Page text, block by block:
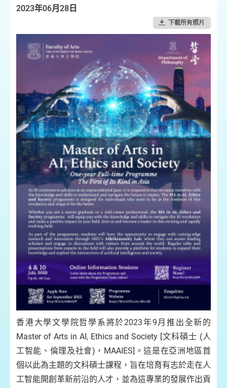
2023年06月28日
下載所有照片
香港大學文學院哲學系將於2023年9月推出全新的
Master of Arts in AI, Ethics and Society [文科碩士 (人
工智能、倫理及社會)，MAAIES]。這是在亞洲地區首
個以此為主題的文科碩士課程，旨在培育有志於走在人
工智能開創革新前沿的人才，並為這專業的發展作出貢